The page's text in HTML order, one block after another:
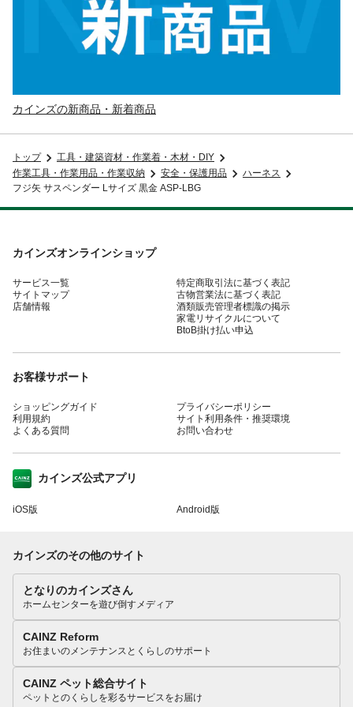
カインズの新商品・新着商品
トップ
工具・建築資材・作業着・木材・DIY
作業工具・作業用品・作業収納
安全・保護用品
ハーネス
フジ矢 サスペンダー Lサイズ 黒金 ASP-LBG
カインズオンラインショップ
サービス一覧
サイトマップ
店舗情報
特定商取引法に基づく表記
古物営業法に基づく表記
酒類販売管理者標識の掲示
家電リサイクルについて
BtoB掛け払い申込
お客様サポート
ショッピングガイド
利用規約
よくある質問
プライバシーポリシー
サイト利用条件・推奨環境
お問い合わせ
カインズ公式アプリ
iOS版 Android版
カインズのその他のサイト
となりのカインズさん
ホームセンターを遊び倒すメディア
CAINZ Reform
お住まいのメンテナンスとくらしのサポート
CAINZ ペット総合サイト
ペットとのくらしを彩るサービスをお届け